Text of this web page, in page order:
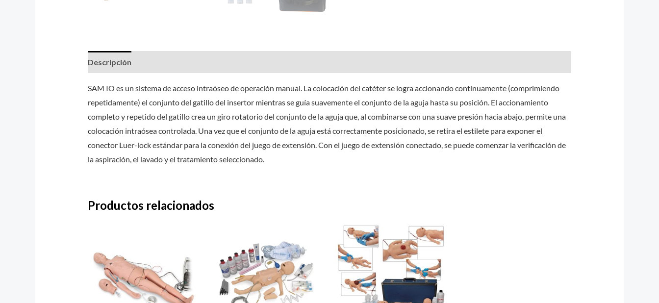
Descripción
SAM IO es un sistema de acceso intraóseo de operación manual. La colocación del catéter se logra accionando continuamente (comprimiendo
repetidamente) el conjunto del gatillo del insertor mientras se guía suavemente el conjunto de la aguja hasta su posición. El accionamiento
completo y repetido del gatillo crea un giro rotatorio del conjunto de la aguja que, al combinarse con una suave presión hacia abajo, permite una
colocación intraósea controlada. Una vez que el conjunto de la aguja está correctamente posicionado, se retira el estilete para exponer el
conector Luer-lock estándar para la conexión del juego de extensión. Con el juego de extensión conectado, se puede comenzar la verificación de
la aspiración, el lavado y el tratamiento seleccionado.
Productos relacionados